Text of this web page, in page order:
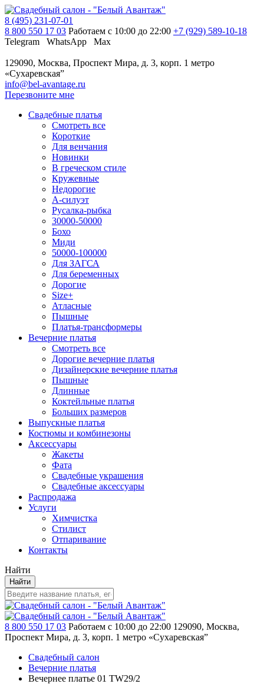
8 (495) 231-07-01
8 800 550 17 03 Работаем с 10:00 до 22:00 +7 (929) 589-10-18
Telegram
WhatsApp Max
129090, Москва, Проспект Мира, д. 3, корп. 1 метро
«Сухаревская”
info@bel-avantage.ru
Перезвоните мне
Свадебные платья
Смотреть все
Короткие
Для венчания
Новинки
В греческом стиле
Кружевные
Недорогие
А-силуэт
Русалка-рыбка
30000-50000
Бохо
Миди
50000-100000
Для ЗАГСА
Для беременных
Дорогие
Size+
Атласные
Пышные
Платья-трансформеры
Вечерние платья
Смотреть все
Дорогие вечерние платья
Дизайнерские вечерние платья
Пышные
Длинные
Коктейльные платья
Больших размеров
Выпускные платья
Костюмы и комбинезоны
Аксессуары
Жакеты
Фата
Свадебные украшения
Свадебные аксессуары
Распродажа
Услуги
Химчистка
Стилист
Отпаривание
Контакты
Найти
Найти
8 800 550 17 03 Работаем с 10:00 до 22:00 129090, Москва,
Проспект Мира, д. 3, корп. 1 метро «Сухаревская”
Свадебный салон
Вечерние платья
Вечернее платье 01 TW29/2